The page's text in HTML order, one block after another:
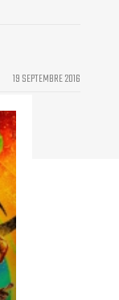
19 SEPTEMBRE 2016